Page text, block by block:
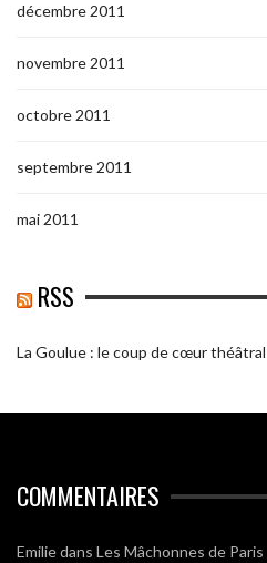
décembre 2011
novembre 2011
octobre 2011
septembre 2011
mai 2011
RSS
La Goulue : le coup de cœur théâtral
COMMENTAIRES
Emiliedans Les Mâchonnes de